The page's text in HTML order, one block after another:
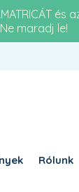
és
maradj le!
Rólunk